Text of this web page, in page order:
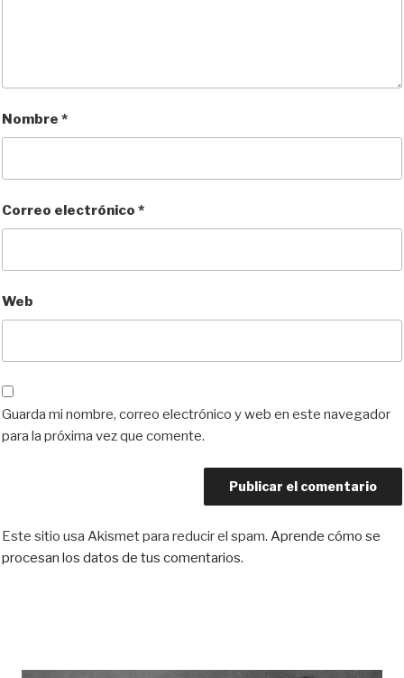
Nombre *
Correo electrónico *
Web
Guarda mi nombre, correo electrónico y web en este navegador
para la próxima vez que comente.
Este sitio usa Akismet para reducir el spam. Aprende cómo se
procesan los datos de tus comentarios.